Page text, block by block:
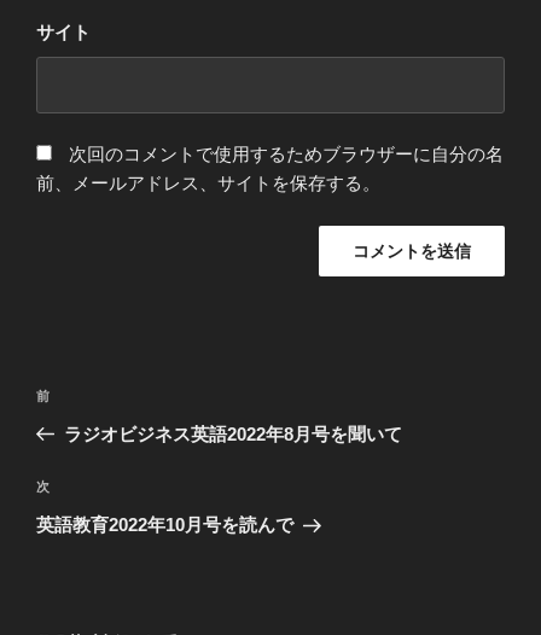
サイト
次回のコメントで使用するためブラウザーに自分の名
前、メールアドレス、サイトを保存する。
投
ビ
ゲ
前
の
稿
前
ラジオビジネス英語2022年8月号を聞いて
次
の
次
英語教育2022年10月号を読んで